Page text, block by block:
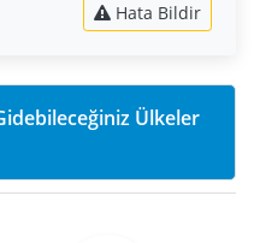
Hata Bildir